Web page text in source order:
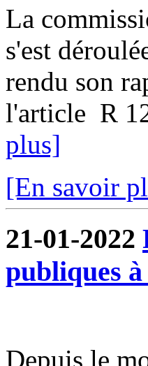
La
s'est
rendu son
l'article R
plus]
[En savoir
21-01-2022
publiques
Depuis le